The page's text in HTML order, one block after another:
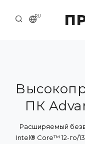
RU
О КОМПАНИИ
ПРИМЕРЫ И
КАТАЛОГ
ПК
Расширяемый
Intel® Core™ 12-го/